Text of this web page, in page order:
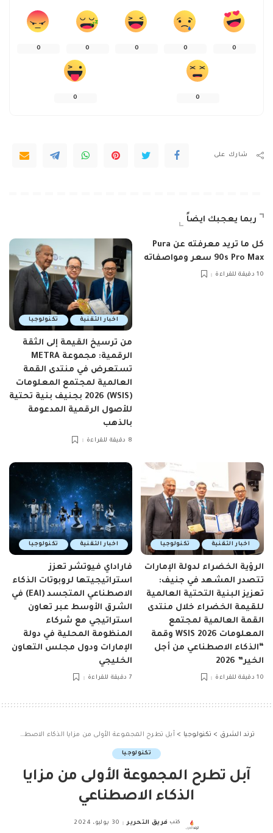
0
0
0
0
0
0
0
شارك على
ربما يعجبك ايضاً
كل ما تريد معرفته عن Pura
90s Pro Max سعر ومواصفاته
10 دقيقة للقراءة
اخبار التقنية تكنولوجيا
من ترسيخ القيمة إلى الثقة
الرقمية: مجموعة METRA
تستعرض في منتدى القمة
العالمية لمجتمع المعلومات
(WSIS) 2026 بجنيف بنية تحتية
للأصول الرقمية المدعومة
بالذهب
8 دقيقة للقراءة
اخبار التقنية تكنولوجيا
الرؤية الخضراء لدولة الإمارات
تتصدر المشهد في جنيف:
تعزيز البنية التحتية العالمية
للقيمة الخضراء خلال منتدى
القمة العالمية لمجتمع
المعلومات WSIS 2026 وقمة
“الذكاء الاصطناعي من أجل
الخير” 2026
10 دقيقة للقراءة
اخبار التقنية تكنولوجيا
فاراداي فيوتشر تعزز
استراتيجيتها لروبوتات الذكاء
الاصطناعي المتجسد (EAI) في
الشرق الأوسط عبر تعاون
استراتيجي مع شركاء
المنظومة المحلية في دولة
الإمارات ودول مجلس التعاون
الخليجي
7 دقيقة للقراءة
ترند الشرق > تكنولوجيا > آبل تطرح المجموعة الأولى من مزايا الذكاء الاصطناعي
تكنولوجيا
آبل تطرح المجموعة الأولى من مزايا
الذكاء الاصطناعي
Posted
كتب فريق التحرير 30 يوليو، 2024